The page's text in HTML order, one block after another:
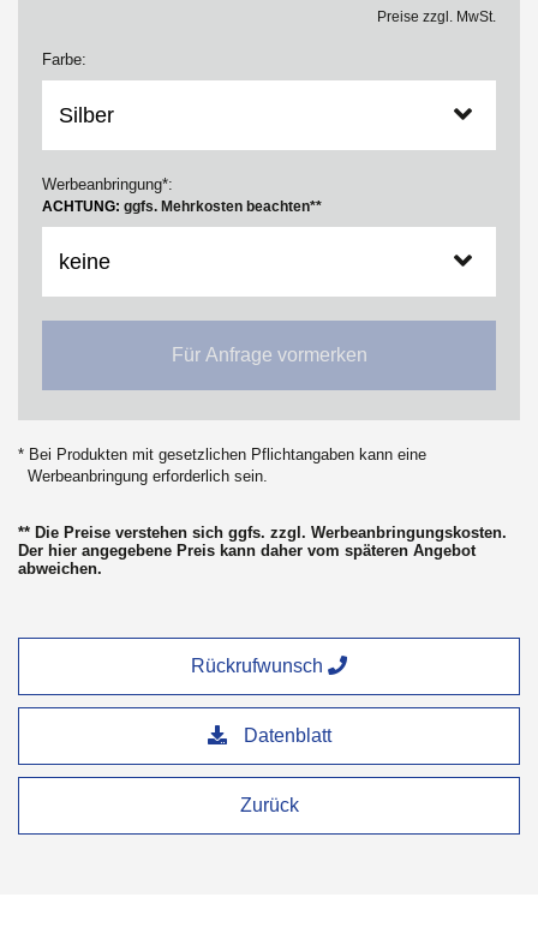
Preise zzgl. MwSt.
Farbe:
Werbeanbringung*:
ACHTUNG: ggfs. Mehrkosten beachten**
Für Anfrage vormerken
* Bei Produkten mit gesetzlichen Pflichtangaben kann eine
Werbeanbringung erforderlich sein.
** Die Preise verstehen sich ggfs. zzgl. Werbeanbringungskosten.
Der hier angegebene Preis kann daher vom späteren Angebot
abweichen.
Zurück
Datenblatt
Rückrufwunsch